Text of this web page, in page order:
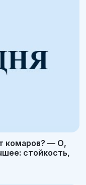
комаров? — О,
стойкость,